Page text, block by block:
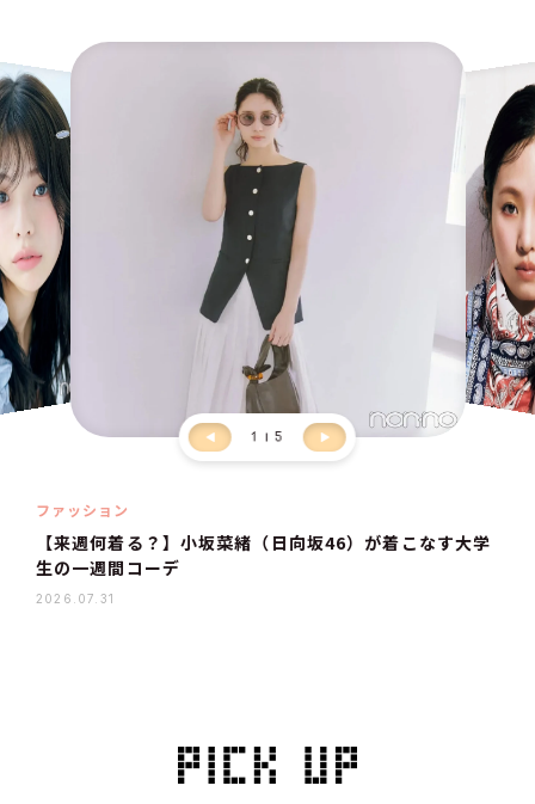
1 5
ファッション
【来週何着る？】小坂菜緒（日向坂46）が着こなす大学
生の一週間コーデ
2026.07.31